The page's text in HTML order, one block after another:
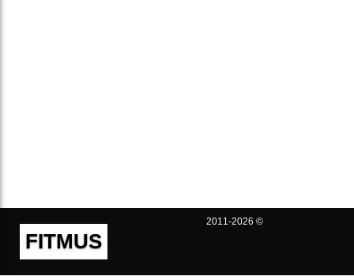
FITMUS
2011-2026 ©